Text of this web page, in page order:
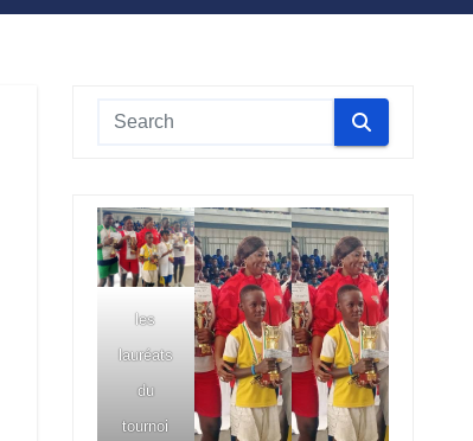
les
lauréats
du
tournoi